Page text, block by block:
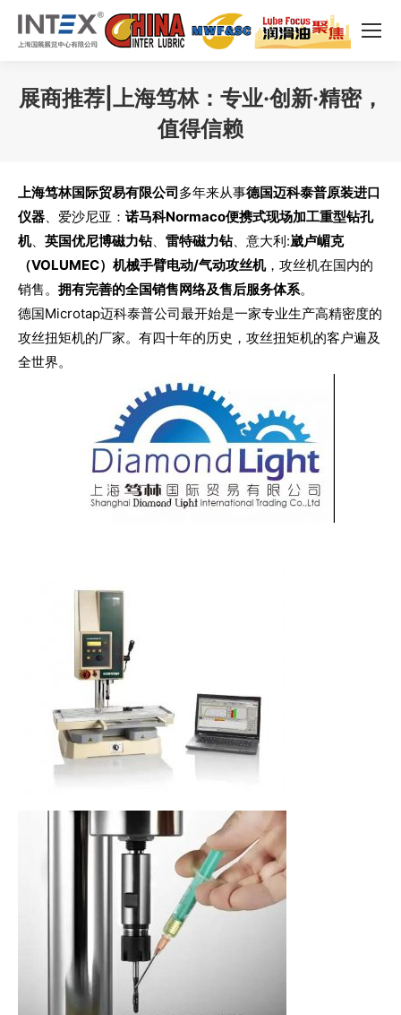
展商推荐|上海笃林：专业·创新·精密，
值得信赖
上海笃林国际贸易有限公司多年来从事德国迈科泰普原装进口
仪器、爱沙尼亚： 诺马科Normaco便携式现场加工重型钻孔
机、 英国优尼博磁力钻、 雷特磁力钻、意大利:崴卢嵋克
（VOLUMEC）机械手臂电动/气动攻丝机，攻丝机在国内的
销售。 拥有完善的全国销售网络及售后服务体系。
德国Microtap迈科泰普公司最开始是一家专业生产高精密度的
攻丝扭矩机的厂家。有四十年的历史，攻丝扭矩机的客户遍及
全世界。